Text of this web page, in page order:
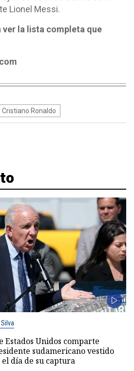
Lionel Messi.
la lista completa que
Cristiano Ronaldo
Estados Unidos comparte
sudamericano vestido
día de su captura